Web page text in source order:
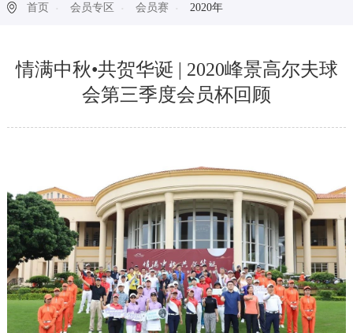
首页 会员专区 会员赛 2020年
情满中秋•共贺华诞 | 2020峰景高尔夫球
会第三季度会员杯回顾